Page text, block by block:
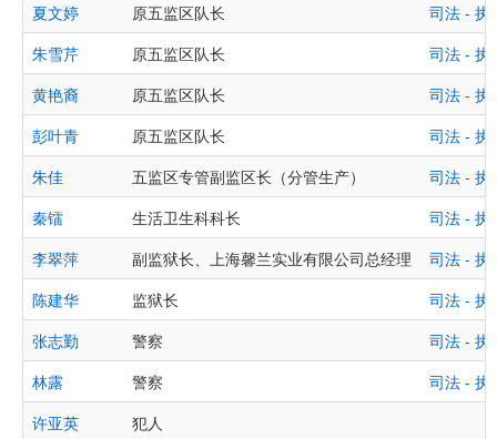
夏文婷
原五监区队长
司法 - 执
朱雪芹
原五监区队长
司法 - 执
黄艳裔
原五监区队长
司法 - 执
彭叶青
原五监区队长
司法 - 执
朱佳
五监区专管副监区长（分管生产）
司法 - 执
秦镭
生活卫生科科长
司法 - 执
李翠萍
副监狱长、上海馨兰实业有限公司总经理
司法 - 执
陈建华
监狱长
司法 - 执
张志勤
警察
司法 - 执
林露
警察
司法 - 执
许亚英
犯人